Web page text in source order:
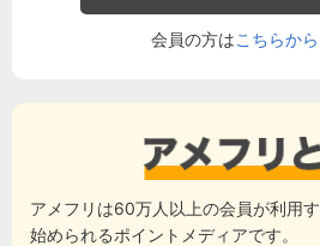
会員の方はこちらか
アメフリは60万人以上の会員が利用
始められるポイントメディアです。